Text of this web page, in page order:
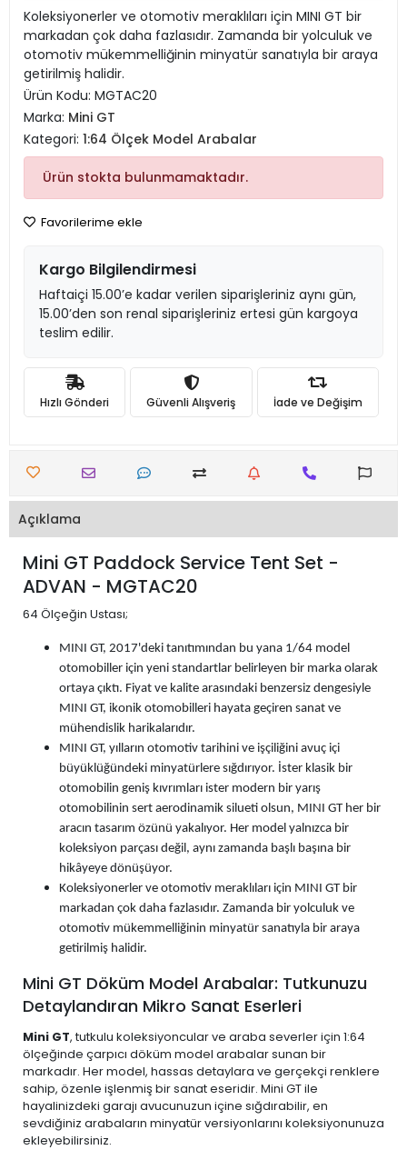
Koleksiyonerler ve otomotiv meraklıları için MINI GT bir
markadan çok daha fazlasıdır. Zamanda bir yolculuk ve
otomotiv mükemmelliğinin minyatür sanatıyla bir araya
getirilmiş halidir.
Ürün Kodu: MGTAC20
Marka: Mini GT
Kategori: 1:64 Ölçek Model Arabalar
Ürün stokta bulunmamaktadır.
Favorilerime ekle
Kargo Bilgilendirmesi
Haftaiçi 15.00’e kadar verilen siparişleriniz aynı gün,
15.00’den son renal siparişleriniz ertesi gün kargoya
teslim edilir.
Hızlı Gönderi Güvenli Alışveriş İade ve Değişim
Açıklama
Mini GT Paddock Service Tent Set -
ADVAN - MGTAC20
64 Ölçeğin Ustası;
MINI GT, 2017'deki tanıtımından bu yana 1/64 model
otomobiller için yeni standartlar belirleyen bir marka olarak
ortaya çıktı. Fiyat ve kalite arasındaki benzersiz dengesiyle
MINI GT, ikonik otomobilleri hayata geçiren sanat ve
mühendislik harikalarıdır.
MINI GT, yılların otomotiv tarihini ve işçiliğini avuç içi
büyüklüğündeki minyatürlere sığdırıyor. İster klasik bir
otomobilin geniş kıvrımları ister modern bir yarış
otomobilinin sert aerodinamik silueti olsun, MINI GT her bir
aracın tasarım özünü yakalıyor. Her model yalnızca bir
koleksiyon parçası değil, aynı zamanda başlı başına bir
hikâyeye dönüşüyor.
Koleksiyonerler ve otomotiv meraklıları için MINI GT bir
markadan çok daha fazlasıdır. Zamanda bir yolculuk ve
otomotiv mükemmelliğinin minyatür sanatıyla bir araya
getirilmiş halidir.
Mini GT Döküm Model Arabalar: Tutkunuzu
Detaylandıran Mikro Sanat Eserleri
Mini GT, tutkulu koleksiyoncular ve araba severler için 1:64
ölçeğinde çarpıcı döküm model arabalar sunan bir
markadır. Her model, hassas detaylara ve gerçekçi renklere
sahip, özenle işlenmiş bir sanat eseridir. Mini GT ile
hayalinizdeki garajı avucunuzun içine sığdırabilir, en
sevdiğiniz arabaların minyatür versiyonlarını koleksiyonunuza
ekleyebilirsiniz.